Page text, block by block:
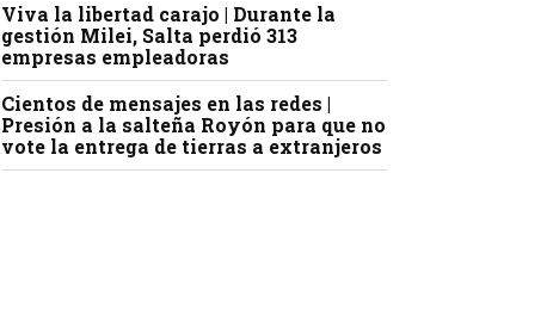
Viva la libertad carajo | Durante la
gestión Milei, Salta perdió 313
empresas empleadoras
Cientos de mensajes en las redes |
Presión a la salteña Royón para que no
vote la entrega de tierras a extranjeros